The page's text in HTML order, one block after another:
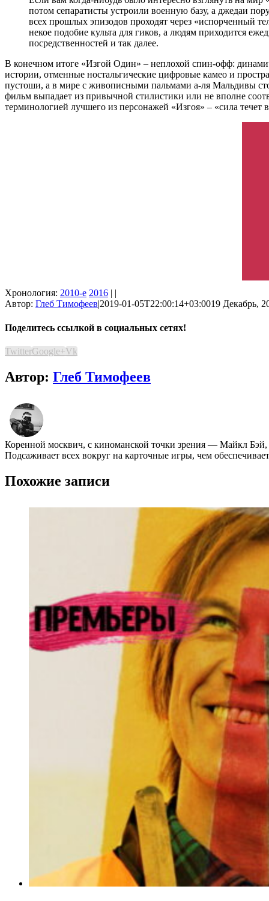
потом сепаратисты устроили военную базу, а джедаи
всех прошлых эпизодов проходят через «испорченный
некое подобие культа для гиков, а людям приходится
посредственностей и так далее.
В конечном итоге «Изгой Один» – неплохой спин-офф:
истории, отменные ностальгические цифровые камео и
пустоши, а в мире с живописными пальмами а-ля Мальдивы
фильм выпадает из привычной стилистики или не вполне
терминологией лучшего из персонажей «Изгоя» – «сила течет
Хронология: 2010-е 2016 | |
Автор: Глеб Тимофеев|2019-01-05T22:00:14+03:0019 Декабрь,
Поделитесь ссылкой в социальных сетях!
TwitterGoogle+Vk
Автор: Глеб Тимофеев
Коренной москвич, с киноманской точки зрения ― Майкл
Подсаживает всех вокруг на карточные игры, чем
Похожие записи